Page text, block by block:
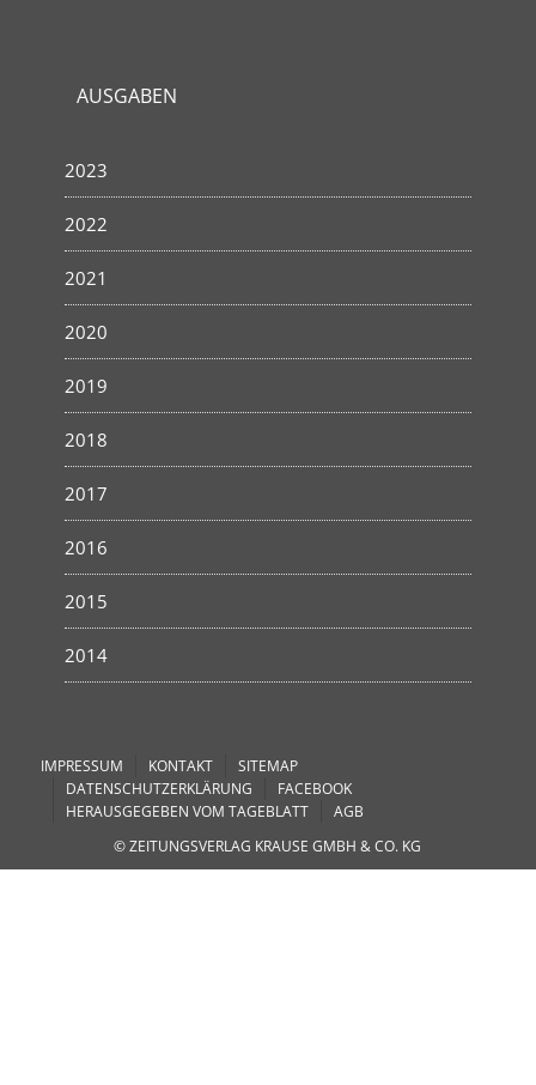
AUSGABEN
2023
2022
2021
2020
2019
2018
2017
2016
2015
2014
IMPRESSUM KONTAKT
SITEMAP
DATENSCHUTZERKLÄRUNG
FACEBOOK
HERAUSGEGEBEN VOM TAGEBLATT
AGB
© ZEITUNGSVERLAG KRAUSE GMBH & CO. KG